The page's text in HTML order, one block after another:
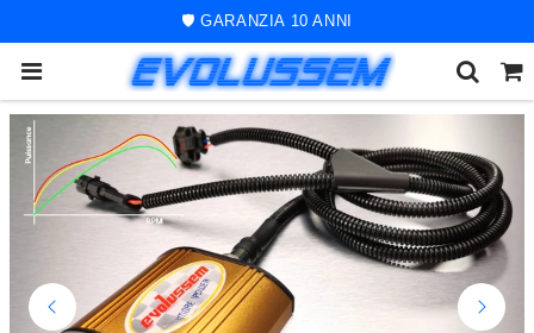
🚀 ORDINE SPEDITO ENTRO 48 ORE